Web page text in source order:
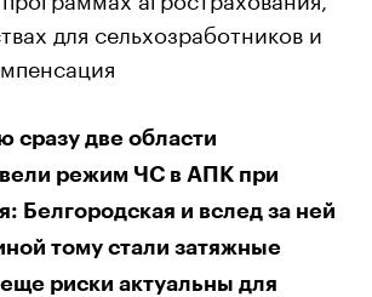
для сельхозработников и
сразу две области
режим ЧС в АПК при
Белгородская и вслед за ней
тому стали затяжные
риски актуальны для